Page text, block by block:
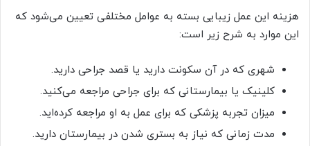
هزینه این عمل زیبایی بسته به عوامل مختلفی تعیین می‌شود که
این موارد به شرح زیر است:
شهری که در آن سکونت دارید یا قصد جراحی دارید.
کلینیک یا بیمارستانی که برای جراحی مراجعه می‌کنید.
میزان تجربه پزشکی که برای عمل به او مراجعه کرده‌اید.
مدت زمانی که نیاز به بستری شدن در بیمارستان دارید.